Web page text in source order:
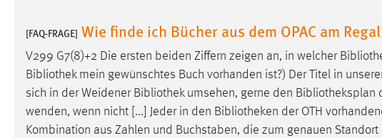
[FAQ-FRAGE] Wie finde ich Bücher aus dem OPAC am
V299 G7(8)+2 Die ersten beiden Ziffern zeigen an, in welcher
Bibliothekmein gewünschtes Buch vorhanden ist?) Der Titel in
sich in der Weidener Bibliothekumsehen, gerne den Bibliotheksplan
wenden, wenn nicht [...] Jeder in den Bibliotheken der OTH
Kombination aus Zahlen und Buchstaben, die zum genauen
Google Ads
Name: _gcl_au
Anbieter: Google Ireland Limited
Zweck: Conversion-Tracking